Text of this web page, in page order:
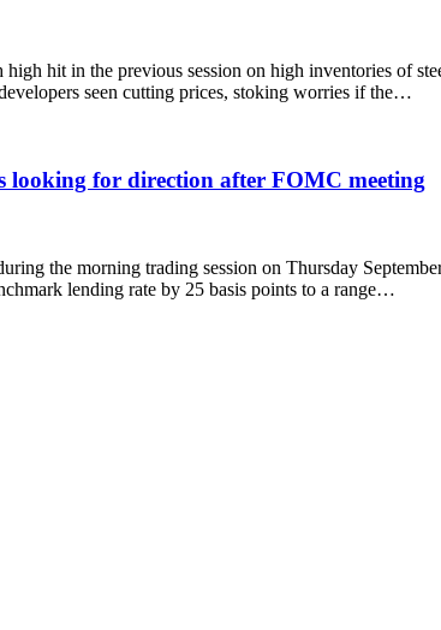
hit in the previous session on high inventories of
seen cutting prices, stoking worries if the…
looking for direction after FOMC meeting
the morning trading session on Thursday
lending rate by 25 basis points to a range…